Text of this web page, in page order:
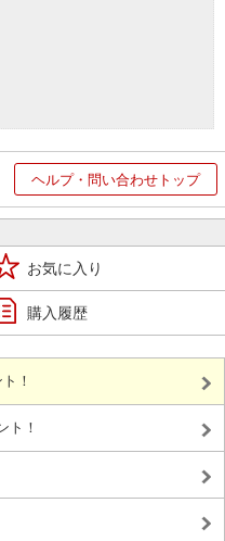
ヘルプ・問い合わせトップ
お気に入り
購入履歴
！
ト！